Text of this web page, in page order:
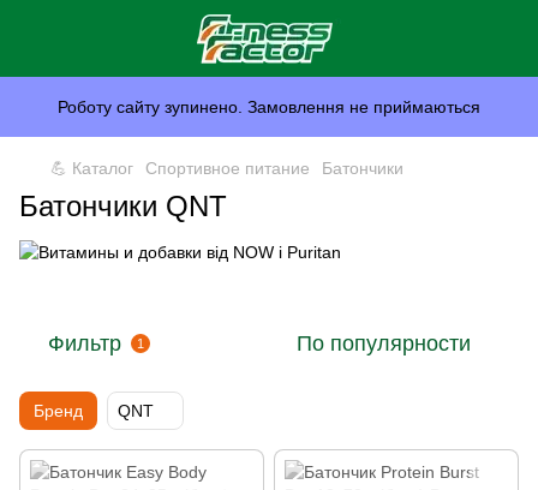
Роботу сайту зупинено. Замовлення не приймаються
💪 Каталог Спортивное питание Батончики
Батончики QNT
Фильтр 1 По популярности
Бренд QNT